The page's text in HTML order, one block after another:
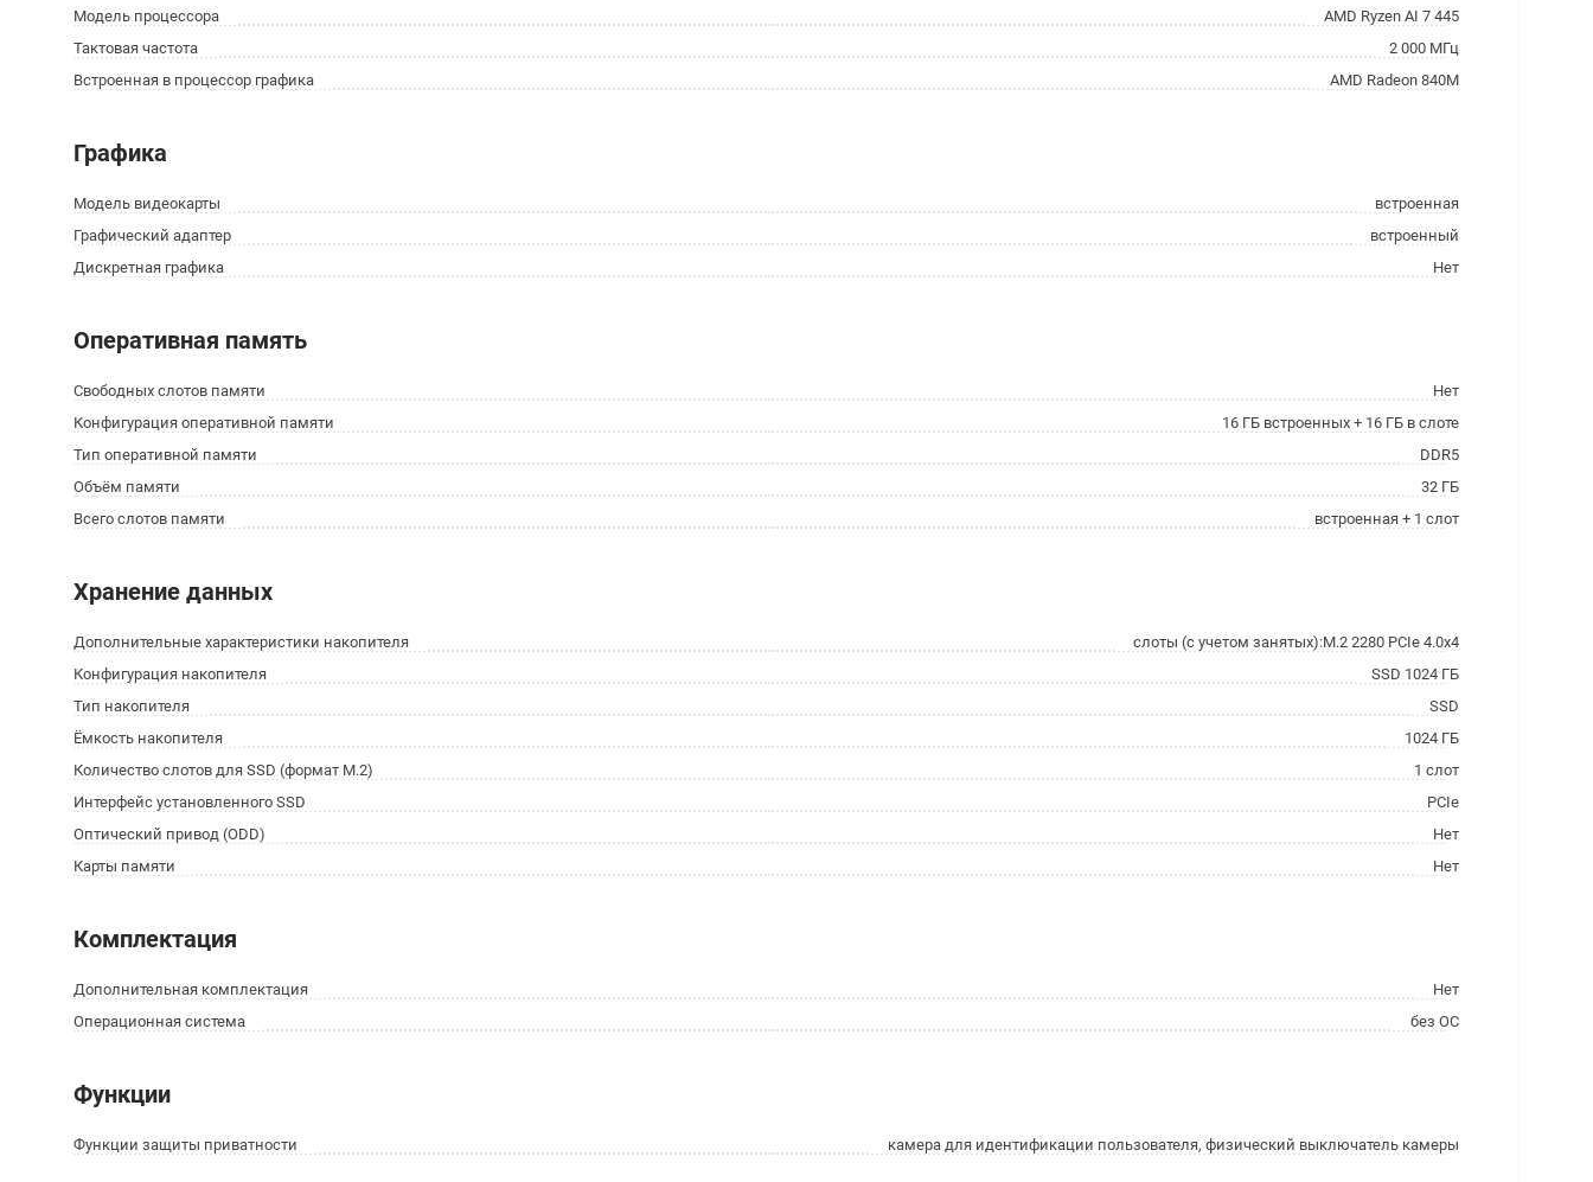
Модель процессора
AMD Ryzen AI 7 445
Тактовая частота
2 000 МГц
Встроенная в процессор графика
AMD Radeon 840M
Графика
Модель видеокарты
встроенная
Графический адаптер
встроенный
Дискретная графика
Нет
Оперативная память
Свободных слотов памяти
Нет
Конфигурация оперативной памяти
16 ГБ встроенных + 16 ГБ в слоте
Тип оперативной памяти
DDR5
Объём памяти
32 ГБ
Всего слотов памяти
встроенная + 1 слот
Хранение данных
Дополнительные характеристики накопителя
слоты (с учетом занятых):M.2 2280 PCIe 4.0x4
Конфигурация накопителя
SSD 1024 ГБ
Тип накопителя
SSD
Ёмкость накопителя
1024 ГБ
Количество слотов для SSD (формат M.2)
1 слот
Интерфейс установленного SSD
PCIe
Оптический привод (ODD)
Нет
Карты памяти
Нет
Комплектация
Дополнительная комплектация
Нет
Операционная система
без ОС
Функции
Функции защиты приватности камера для идентификации пользователя, физический выключатель камеры